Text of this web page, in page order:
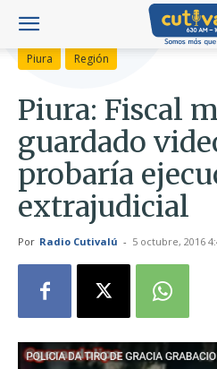
Piura Región
Piura: Fiscal
guardado
probaría
extrajudicial
Por Radio Cutivalú - 5 octubre, 2016